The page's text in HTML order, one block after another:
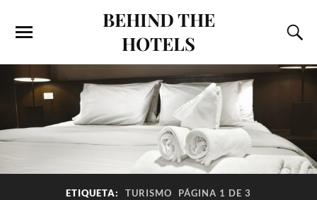
BEHIND THE
HOTELS
ETIQUETA: TURISMO PÁGINA 1 DE 3